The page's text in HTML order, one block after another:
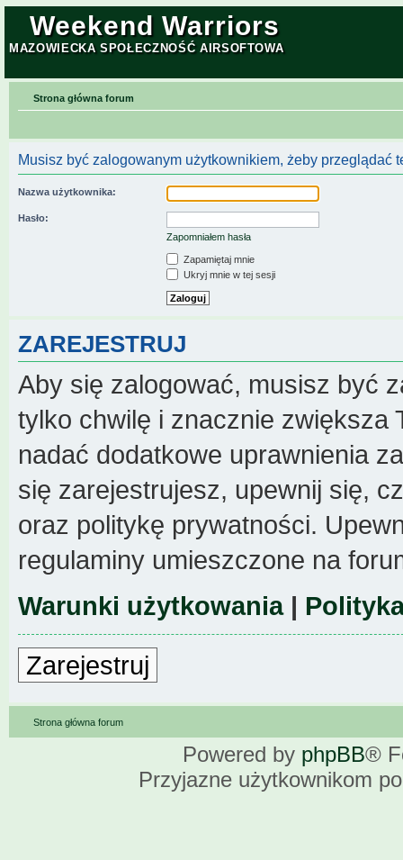
Weekend Warriors
MAZOWIECKA SPOŁECZNOŚĆ AIRSOFTOWA
Strona główna forum
Musisz być zalogowanym użytkownikiem, żeby przeglądać
Nazwa użytkownika:
Hasło:
Zapomniałem hasła
Zapamiętaj mnie
Ukryj mnie w tej sesji
ZAREJESTRUJ
Aby się zalogować, musisz być
tylko chwilę i znacznie zwiększa
nadać dodatkowe uprawnienia
się zarejestrujesz, upewnij się,
oraz politykę prywatności.
regulaminy umieszczone na
Warunki użytkowania|
Zarejestruj
Strona główna forum
Powered by phpBB®
Przyjazne użytkownikom